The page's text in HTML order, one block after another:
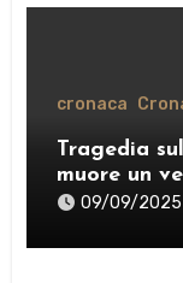
cronaca
Tragedia
muore un
09/09/2025